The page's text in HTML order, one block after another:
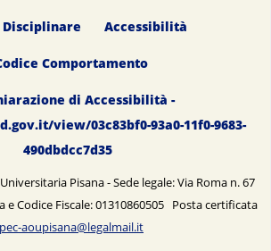
Disciplinare Accessibilità
Comportamento
di Accessibilità -
view/03c83bf0-93a0-11f0-9683-
490dbdcc7d35
Pisana - Sede legale: Via Roma n. 67
e Codice Fiscale: 01310860505 Posta certificata
pec-aoupisana@legalmail.it